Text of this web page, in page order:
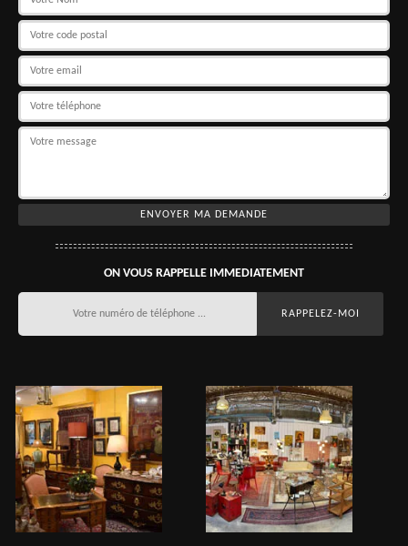
ON VOUS RAPPELLE IMMEDIATEMENT